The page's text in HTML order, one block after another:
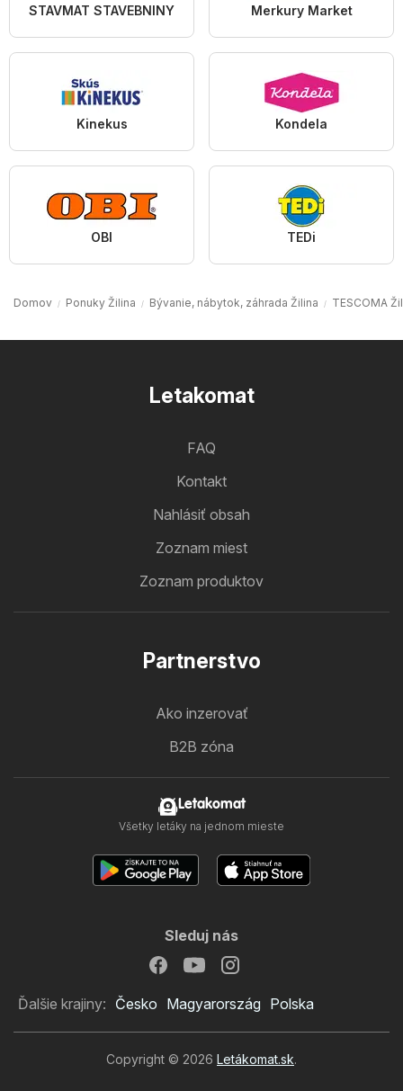
STAVMAT STAVEBNINY Merkury Market
Kinekus Kondela
OBI TEDi
Domov Ponuky Žilina Bývanie, nábytok, záhrada Žilina TESCOMA
Letakomat
FAQ
Kontakt
Nahlásiť obsah
Zoznam miest
Zoznam produktov
Partnerstvo
Ako inzerovať
B2B zóna
Letakomat
Všetky letáky na jednom mieste
Sleduj nás
Ďalšie krajiny: Česko Magyarország Polska
Copyright © 2026 Letákomat.sk.